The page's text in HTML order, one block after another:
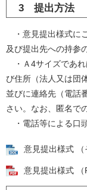
3 提出方法
・意見提出様式に
及び提出先への持参
・Ａ4サイズであれ
び住所（法人又は団
並びに連絡先（電話
さい。なお、匿名で
・電話等による口
意見提出様式 （
意見提出様式 （